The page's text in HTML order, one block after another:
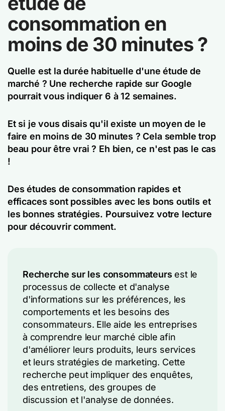
consommation en
moins de 30 minutes ?
Quelle est la durée habituelle d'une étude de
marché ? Une recherche rapide sur Google
pourrait vous indiquer 6 à 12 semaines.
Et si je vous disais qu'il existe un moyen de le
faire en moins de 30 minutes ? Cela semble trop
beau pour être vrai ? Eh bien, ce n'est pas le cas
!
Des études de consommation rapides et
efficaces sont possibles avec les bons outils et
les bonnes stratégies. Poursuivez votre lecture
pour découvrir comment.
Recherche sur les consommateurs est le
processus de collecte et d'analyse
d'informations sur les préférences, les
comportements et les besoins des
consommateurs. Elle aide les entreprises
à comprendre leur marché cible afin
d'améliorer leurs produits, leurs services
et leurs stratégies de marketing. Cette
recherche peut impliquer des enquêtes,
des entretiens, des groupes de
discussion et l'analyse de données.